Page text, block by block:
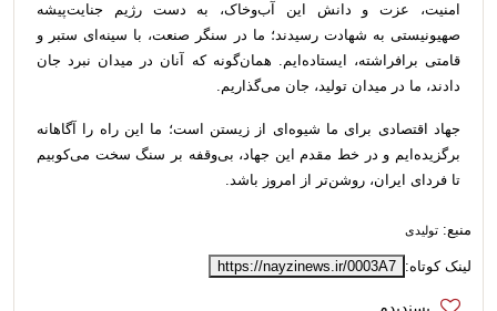
امنیت، عزت و دانش این آب‌وخاک، به دست رژیم جنایت‌پیشه
صهیونیستی به شهادت رسیدند؛ ما در سنگر صنعت، با سینه‌ای ستبر و
قامتی برافراشته، ایستاده‌ایم. همان‌گونه که آنان در میدان نبرد جان
دادند، ما در میدان تولید، جان می‌گذاریم.
جهاد اقتصادی برای ما شیوه‌ای از زیستن است؛ ما این راه را آگاهانه
برگزیده‌ایم و در خط مقدم این جهاد، بی‌وقفه بر سنگ سخت می‌کوبیم
تا فردای ایران، روشن‌تر از امروز باشد.
منبع: تولیدی
لینک کوتاه: https://nayzinews.ir/0003A7